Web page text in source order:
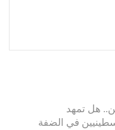
هل تمهد
في الضفة